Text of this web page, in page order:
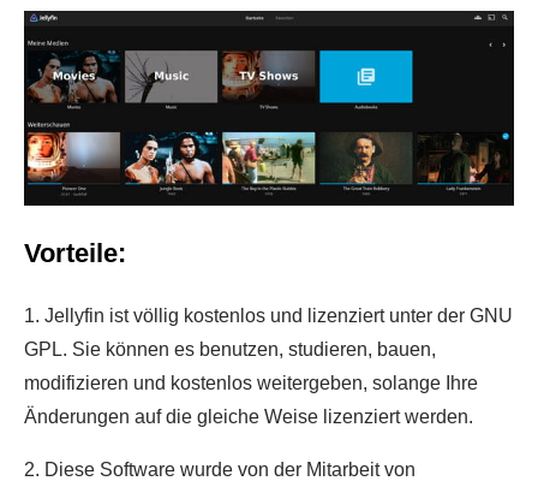
Vorteile:
1. Jellyfin ist völlig kostenlos und lizenziert unter der GNU
GPL. Sie können es benutzen, studieren, bauen,
modifizieren und kostenlos weitergeben, solange Ihre
Änderungen auf die gleiche Weise lizenziert werden.
2. Diese Software wurde von der Mitarbeit von